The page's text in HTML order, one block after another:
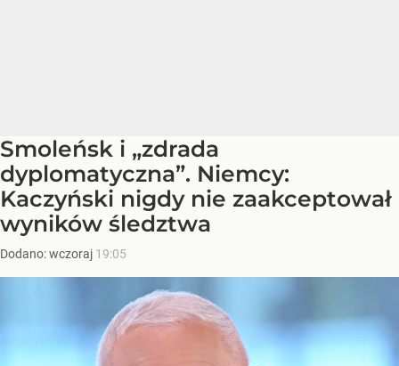
Smoleńsk i „zdrada
dyplomatyczna”. Niemcy:
Kaczyński nigdy nie zaakceptował
wyników śledztwa
Dodano:wczoraj 19:05